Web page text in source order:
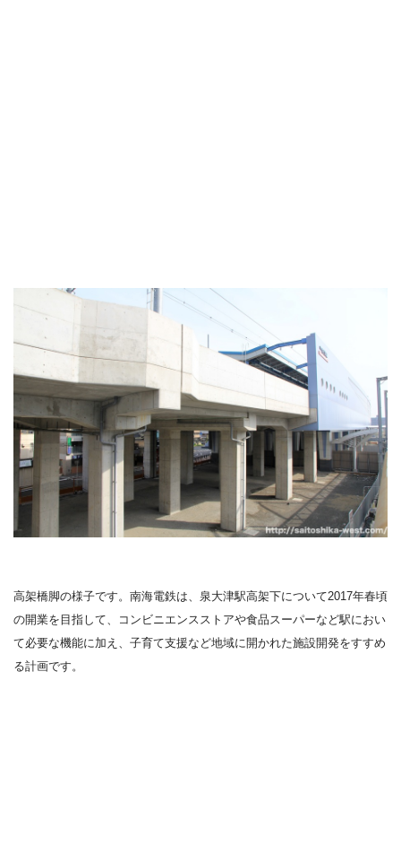
高架橋脚の様子です。南海電鉄は、泉大津駅高架下について2017年春頃
の開業を目指して、
コンビニエンスストアや食品スーパーなど駅におい
て必要な機能に加え、子育て支援など地域に開かれた施設開発をすすめ
る計画です。